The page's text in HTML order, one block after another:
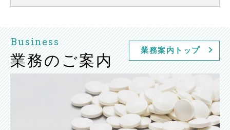
Business
業務のご案内
業務案内トップ